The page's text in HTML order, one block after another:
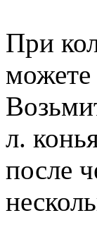
При
можете
л.
после